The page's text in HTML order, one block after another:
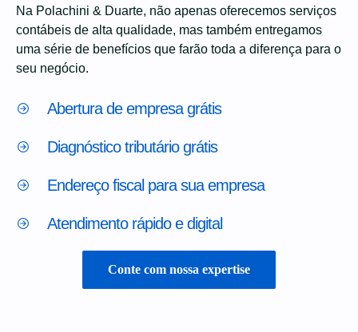
Na Polachini & Duarte, não apenas oferecemos serviços
contábeis de alta qualidade, mas também entregamos
uma série de benefícios que farão toda a diferença para o
seu negócio.
Abertura de empresa grátis
Diagnóstico tributário grátis
Endereço fiscal para sua empresa
Atendimento rápido e digital
Conte com nossa expertise